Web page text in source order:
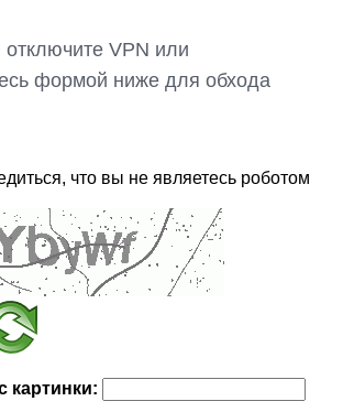
VPN или
формой ниже для обхода
что вы не являетесь роботом
картинки: